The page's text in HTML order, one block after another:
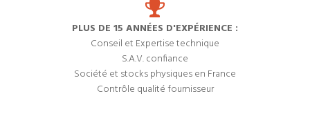
PLUS DE 15 ANNÉES D'EXPÉRIENCE :
Conseil et Expertise technique
S.A.V. confiance
Société et stocks physiques en France
Contrôle qualité fournisseur